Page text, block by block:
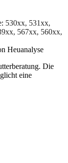
530xx, 531xx,
567xx, 560xx,
Heuanalyse
Die
eine